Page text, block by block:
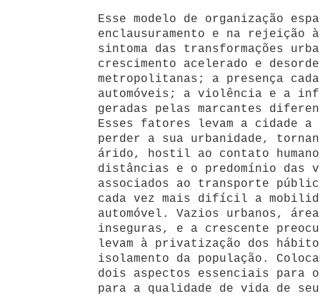
Esse modelo de organização
enclausuramento e na rejeição
sintoma das transformações
crescimento acelerado e
metropolitanas; a presença
automóveis; a violência e a
geradas pelas marcantes
Esses fatores levam a cidade
perder a sua urbanidade,
árido, hostil ao contato
distâncias e o predomínio das
associados ao transporte
cada vez mais difícil a
automóvel. Vazios urbanos,
inseguras, e a crescente
levam à privatização dos
isolamento da população.
dois aspectos essenciais para
para a qualidade de vida de